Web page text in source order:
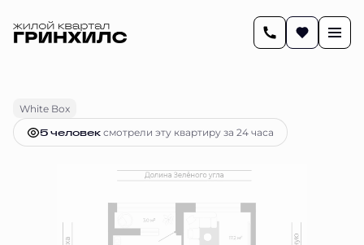
White Box
5 человексмотрели эту квартиру за 24 часа